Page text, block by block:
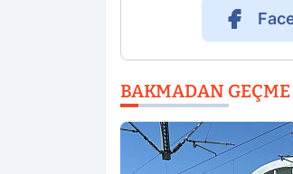
BAKMADAN GEÇME